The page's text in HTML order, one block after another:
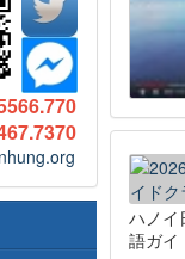
ハノイ
語ガイ